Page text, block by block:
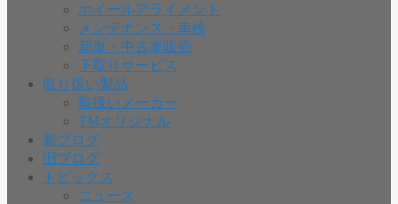
ホイールアライメント
メンテナンス・車検
新車・中古車販売
下取りサービス
取り扱い製品
取扱いメーカー
TMオリジナル
新ブログ
旧ブログ
トピックス
ニュース